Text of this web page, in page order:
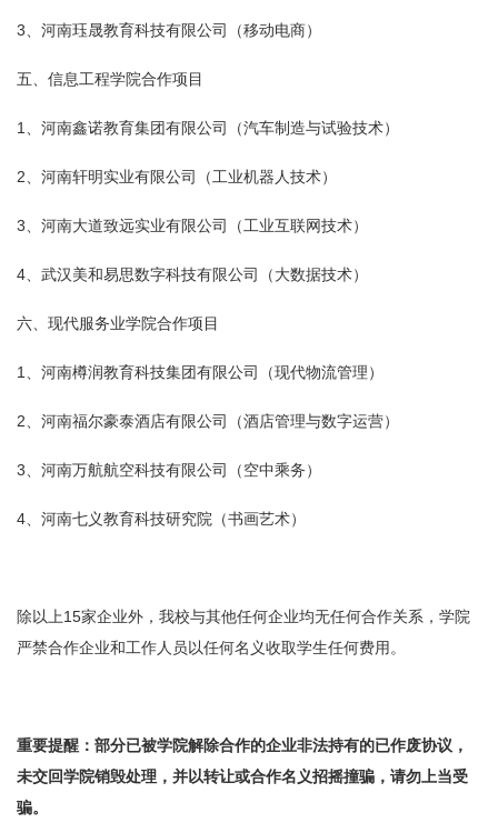
3、河南珏晟教育科技有限公司（移动电商）
五、信息工程学院合作项目
1、河南鑫诺教育集团有限公司（汽车制造与试验技术）
2、河南轩明实业有限公司（工业机器人技术）
3、河南大道致远实业有限公司（工业互联网技术）
4、武汉美和易思数字科技有限公司（大数据技术）
六、现代服务业学院合作项目
1、河南樽润教育科技集团有限公司（现代物流管理）
2、河南福尔豪泰酒店有限公司（酒店管理与数字运营）
3、河南万航航空科技有限公司（空中乘务）
4、河南七义教育科技研究院（书画艺术）
除以上15家企业外，我校与其他任何企业均无任何合作关系，学院
严禁合作企业和工作人员以任何名义收取学生任何费用。
重要提醒：部分已被学院解除合作的企业非法持有的已作废协议，
未交回学院销毁处理，并以转让或合作名义招摇撞骗，请勿上当受
骗。